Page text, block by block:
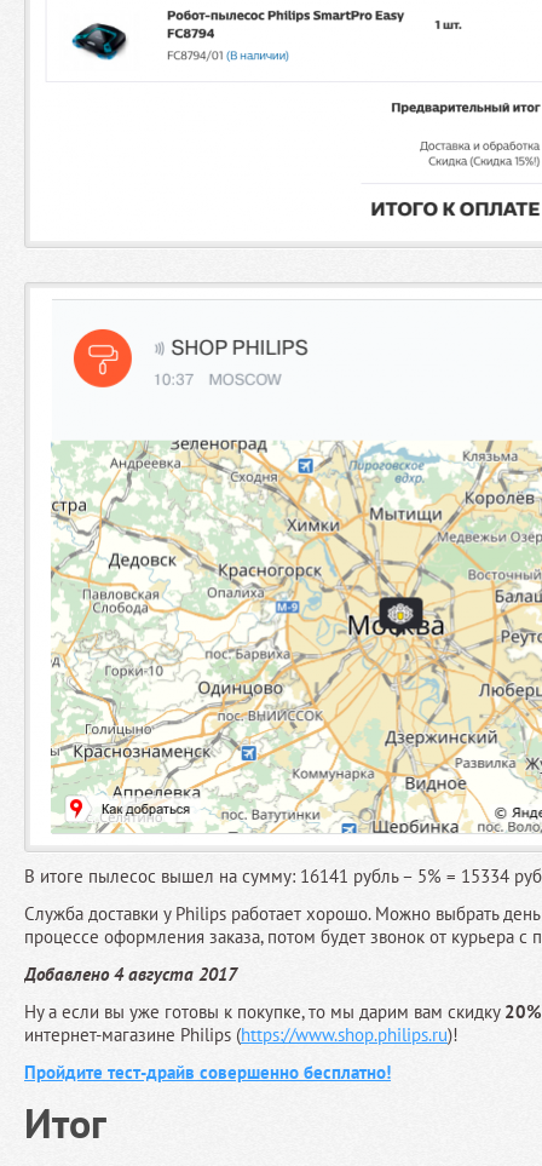
В итоге пылесос вышел на сумму: 16141 рубль – 5% = 15334
Служба доставки у Philips работает хорошо. Можно выбрать
процессе оформления заказа, потом будет звонок от курьера с
Добавлено 4 августа 2017
Ну а если вы уже готовы к покупке, то мы дарим вам скидку
интернет-магазине Philips (https://www.shop.philips.ru)!
Пройдите тест-драйв совершенно бесплатно!
Итог